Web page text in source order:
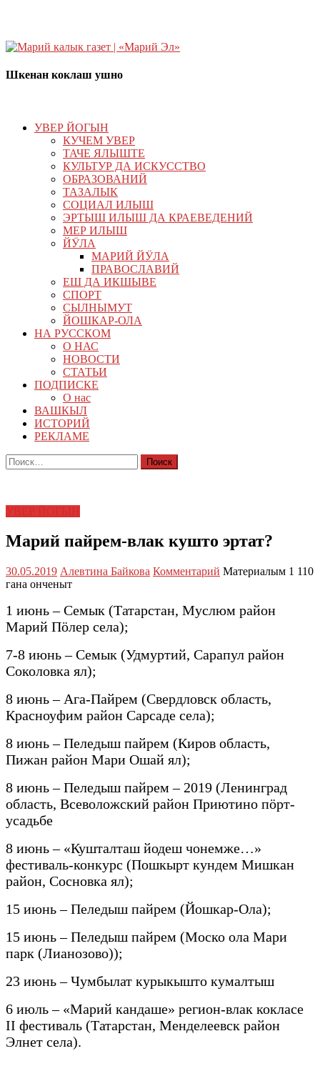
Шкенан коклаш ушно
УВЕР ЙОГЫН
КУЧЕМ УВЕР
ТАЧЕ ЯЛЫШТЕ
КУЛЬТУР ДА ИСКУССТВО
ОБРАЗОВАНИЙ
ТАЗАЛЫК
СОЦИАЛ ИЛЫШ
ЭРТЫШ ИЛЫШ ДА КРАЕВЕДЕНИЙ
МЕР ИЛЫШ
ЙӰЛА
МАРИЙ ЙӰЛА
ПРАВОСЛАВИЙ
ЕШ ДА ИКШЫВЕ
СПОРТ
СЫЛНЫМУТ
ЙОШКАР-ОЛА
НА РУССКОМ
О НАС
НОВОСТИ
СТАТЬИ
ПОДПИСКЕ
О нас
ВАШКЫЛ
ИСТОРИЙ
РЕКЛАМЕ
Найти:
Марий пайрем-влак кушто эртат?
30.05.2019 Алевтина Байкова Комментарий Материалым 1 110
гана онченыт
1 июнь – Семык (Татарстан, Муслюм район
Марий Пӧлер села);
7-8 июнь – Семык (Удмуртий, Сарапул район
Соколовка ял);
8 июнь – Ага-Пайрем (Свердловск область,
Красноуфим район Сарсаде села);
8 июнь – Пеледыш пайрем (Киров область,
Пижан район Мари Ошай ял);
8 июнь – Пеледыш пайрем – 2019 (Ленинград
область, Всеволожский район Приютино пӧрт-
усадьбе
8 июнь – «Кушталташ йодеш чонемже…»
фестиваль-конкурс (Пошкырт кундем Мишкан
район, Сосновка ял);
15 июнь – Пеледыш пайрем (Йошкар-Ола);
15 июнь – Пеледыш пайрем (Моско ола Мари
парк (Лианозово));
23 июнь – Чумбылат курыкышто кумалтыш
6 июль – «Марий кандаше» регион-влак кокласе
II фестиваль (Татарстан, Менделеевск район
Элнет села).